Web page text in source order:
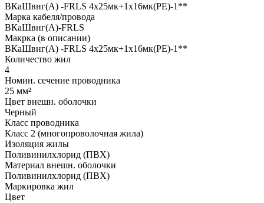
ВКаШвнг(A) -FRLS 4x25мк+1x16мк(PE)-1**
Марка кабеля/провода
ВКаШвнг(A)-FRLS
Макрка (в описании)
ВКаШвнг(A) -FRLS 4x25мк+1x16мк(PE)-1**
Количество жил
4
Номин. сечение проводника
25 мм²
Цвет внешн. оболочки
Черный
Класс проводника
Класс 2 (многопроволочная жила)
Изоляция жилы
Поливинилхлорид (ПВХ)
Материал внешн. оболочки
Поливинилхлорид (ПВХ)
Маркировка жил
Цвет